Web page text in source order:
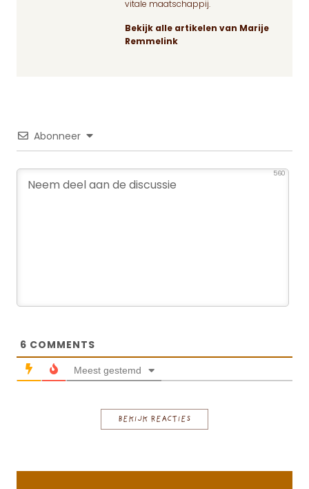
vitale maatschappij.
Bekijk alle artikelen van Marije
Remmelink
Abonneer
560
6 COMMENTS
Meest gestemd
BEKIJK REACTIES